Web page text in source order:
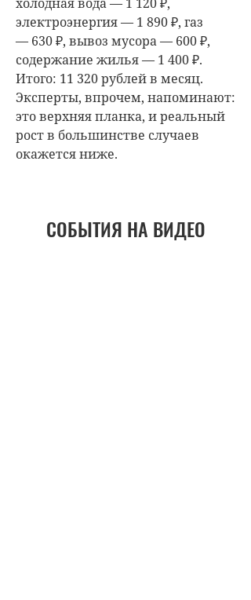
электроэнергия — 1 890 ₽, газ
— 630 ₽, вывоз мусора — 600 ₽,
содержание жилья — 1 400 ₽.
Итого: 11 320 рублей в месяц.
Эксперты, впрочем, напоминают:
это верхняя планка, и реальный
рост в большинстве случаев
окажется ниже.
СОБЫТИЯ НА ВИДЕО